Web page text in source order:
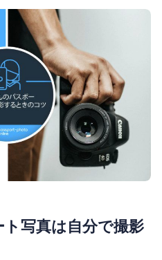
写真は自分で撮影